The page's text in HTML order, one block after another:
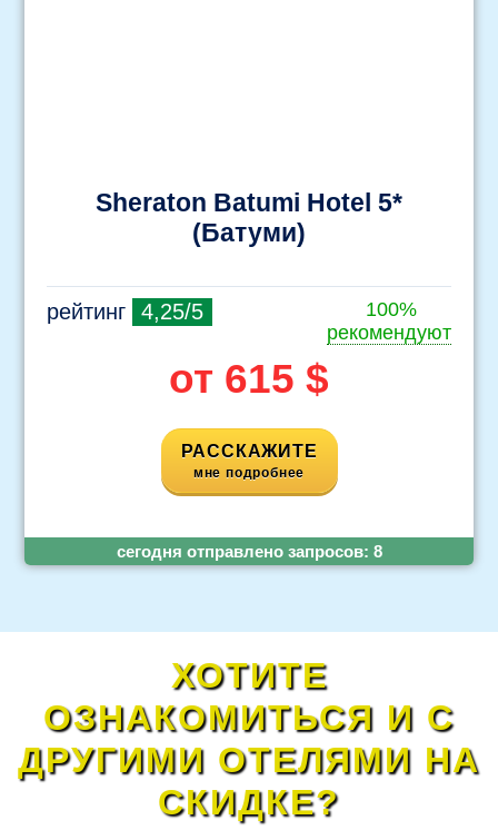
Sheraton Batumi Hotel 5*
(Батуми)
рейтинг 4,25/5
100%
рекомендуют
от 615 $
РАССКАЖИТЕ
мне подробнее
cегодня отправлено запросов: 8
ХОТИТЕ
ОЗНАКОМИТЬСЯ И С
ДРУГИМИ ОТЕЛЯМИ НА
СКИДКЕ?